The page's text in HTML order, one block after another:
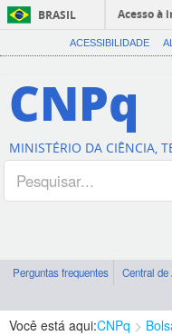
BRASIL
Acesso à
ACESSIBILIDADE
CNPq
MINISTÉRIO DA CIÊNCIA,
Perguntas frequentes Central de
Você está aqui:CNPq